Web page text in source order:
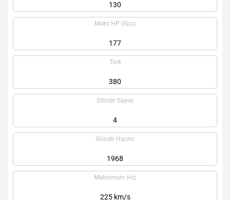
130
Maks HP Gücü
177
Tork
380
Silindir Sayısı
4
Silindir Hacmi
1968
Maksimum Hız
225 km/s